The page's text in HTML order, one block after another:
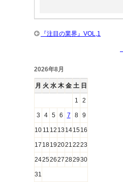
『注目の業界』VOL,1
2026年8月
月 火 水 木 金 土 日
1 2
3 4 5 6 7 8 9
10 11 12 13 141516
17 181920212223
24252627282930
31